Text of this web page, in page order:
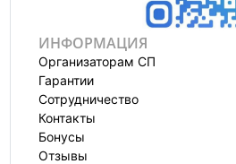
ИНФОРМАЦИЯ
Организаторам СП
Гарантии
Сотрудничество
Контакты
Бонусы
Отзывы